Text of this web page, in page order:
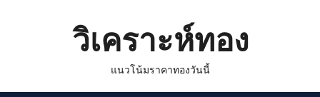
วิเคราะห์ทอง
แนวโน้มราคาทองวันนี้